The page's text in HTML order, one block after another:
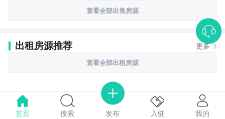
中华人民共和国税收征收管理法
查看全部出售房源
出租房源推荐 更多
查看全部出租房源
首页 搜索 发布 入驻 我的